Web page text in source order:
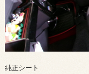
純正シート